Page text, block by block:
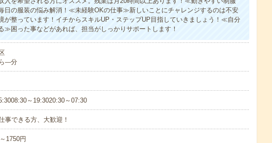
日の服装の悩み解消！≪未経験OKの仕事≫新しいことにチャレンジするのは不安
が整っています！イチからスキルUP・ステップUP目指していきましょう！≪自分
≫困った事などがあれば、担当がしっかりサポートします！
---分
～19:3020:30～07:30
事できる方、大歓迎！
1750円